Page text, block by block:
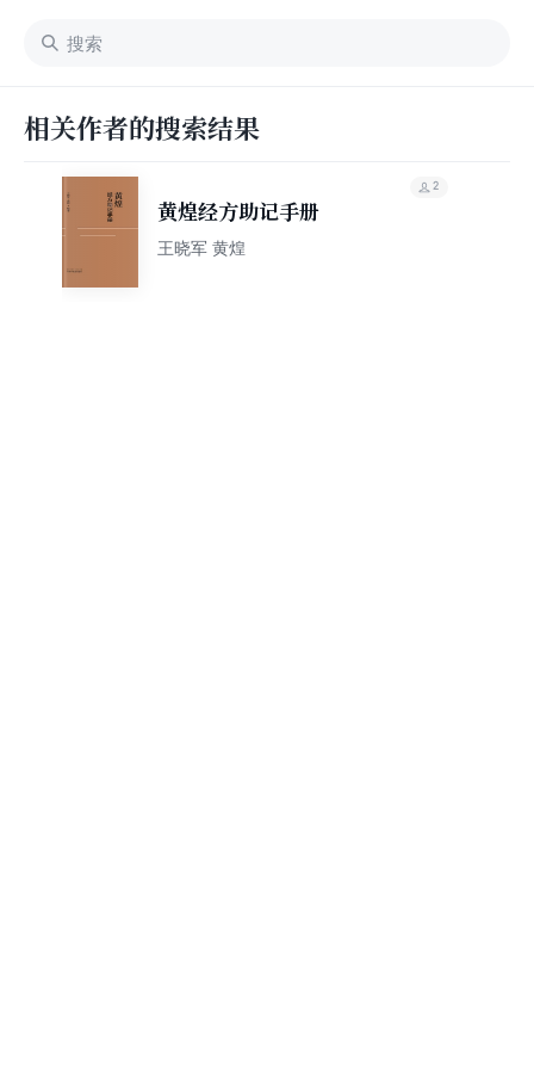
相关作者的搜索结果
黄煌经方助记手册
王晓军 黄煌
2